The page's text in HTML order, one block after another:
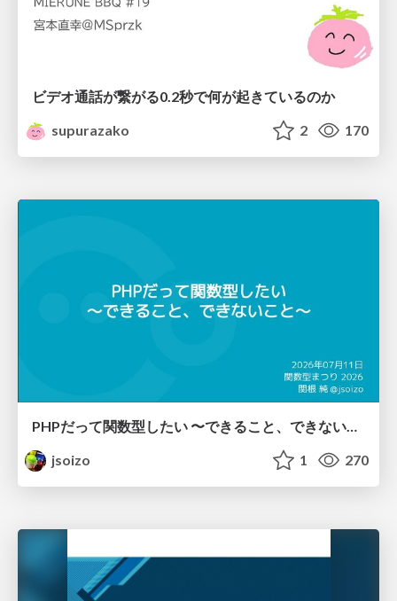
ビデオ通話が繋がる0.2秒で何が起きているのか
supurazako
2 170
PHPだって関数型したい 〜できること、できないこと〜 / fp-in-php
jsoizo
1 270